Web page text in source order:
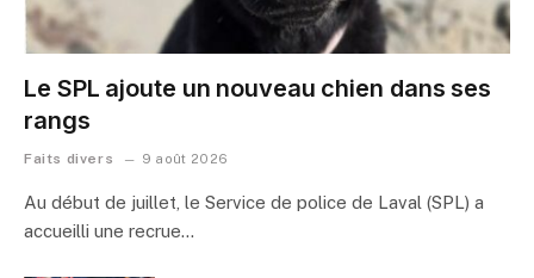
Le SPL ajoute un nouveau chien dans ses
rangs
Faits divers 9 août 2026
Au début de juillet, le Service de police de Laval (SPL) a
accueilli une recrue…